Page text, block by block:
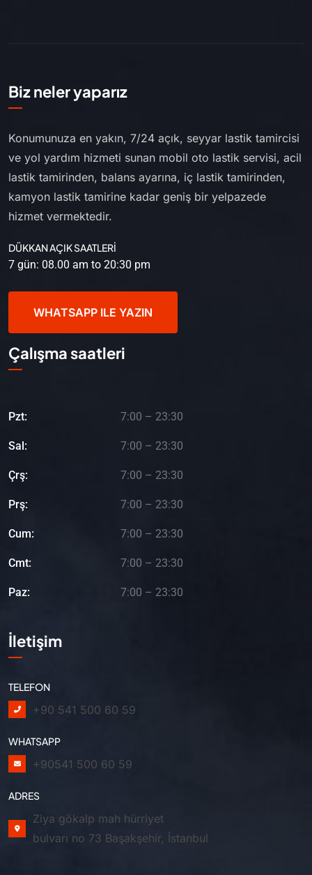
Biz neler yaparız
Konumunuza en yakın, 7/24 açık, seyyar lastik tamircisi
ve yol yardım hizmeti sunan mobil oto lastik servisi, acil
lastik tamirinden, balans ayarına, iç lastik tamirinden,
kamyon lastik tamirine kadar geniş bir yelpazede
hizmet vermektedir.
DÜKKAN AÇIK SAATLERİ
7 gün: 08.00 am to 20:30 pm
WHATSAPP ILE YAZIN
Çalışma saatleri
Pzt: 7:00 – 23:30
Sal: 7:00 – 23:30
Çrş: 7:00 – 23:30
Prş: 7:00 – 23:30
Cum: 7:00 – 23:30
Cmt: 7:00 – 23:30
Paz: 7:00 – 23:30
İletişim
TELEFON
+90 541 500 60 59
WHATSAPP
+90541 500 60 59
ADRES
Ziya gökalp mah hürriyet
bulvarı no 73 Başakşehir, İstanbul